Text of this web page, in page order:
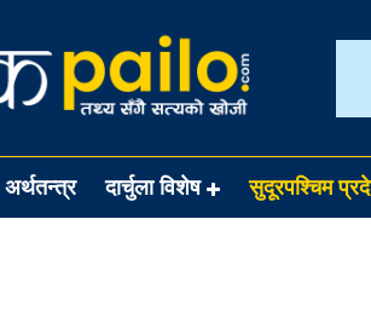
अर्थतन्त्र दार्चुला विशेष सुदूरपश्चिम